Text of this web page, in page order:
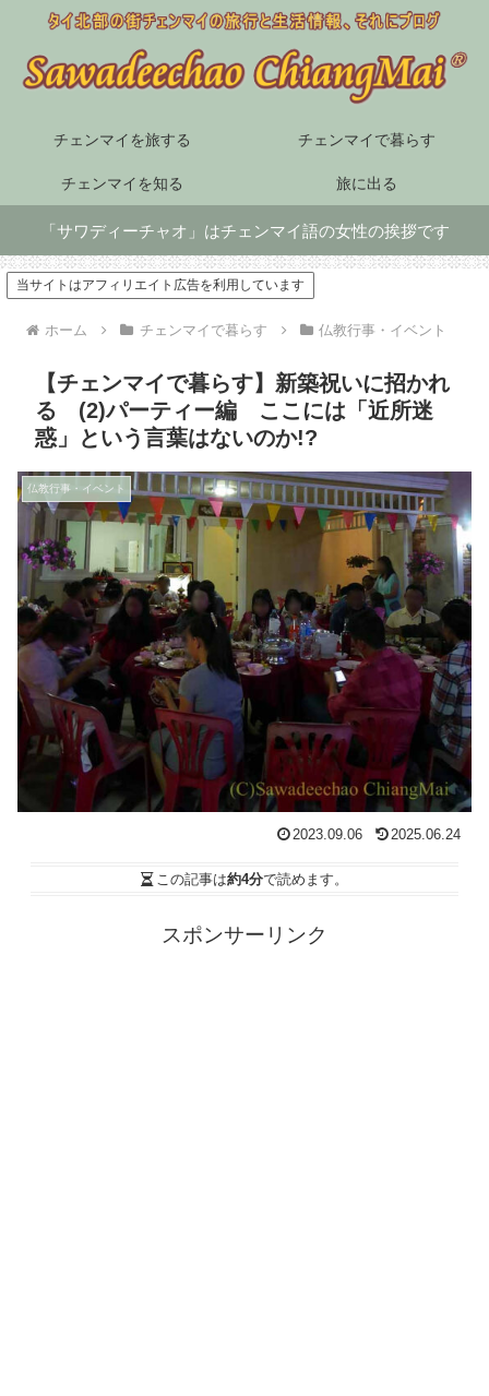
チェンマイを旅する チェンマイで暮らす
チェンマイを知る 旅に出る
「サワディーチャオ」はチェンマイ語の女性の挨拶です
当サイトはアフィリエイト広告を利用しています
ホーム チェンマイで暮らす 仏教行事・イベント
【チェンマイで暮らす】新築祝いに招かれ
る (2)パーティー編 ここには「近所迷
惑」という言葉はないのか!?
仏教行事・イベント
2023.09.06 2025.06.24
この記事は約4分で読めます。
スポンサーリンク